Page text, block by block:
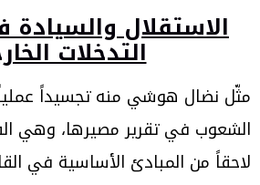
الاستقلال
التدخلات
مثّل نضال هوشي منه تجسيداً
الشعوب في تقرير مصيرها، وهي
لاحقاً من المبادئ الأساسية في